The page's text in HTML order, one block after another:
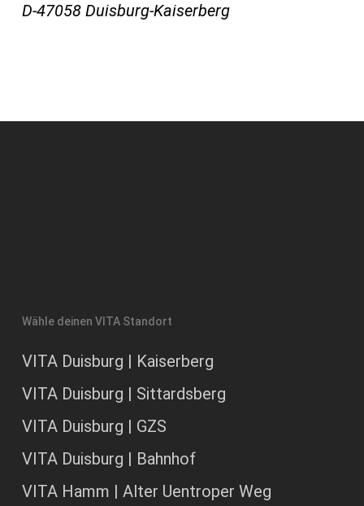
D-47058 Duisburg-Kaiserberg
Wähle deinen VITA Standort
VITA Duisburg | Kaiserberg
VITA Duisburg | Sittardsberg
VITA Duisburg | GZS
VITA Duisburg | Bahnhof
VITA Hamm | Alter Uentroper Weg